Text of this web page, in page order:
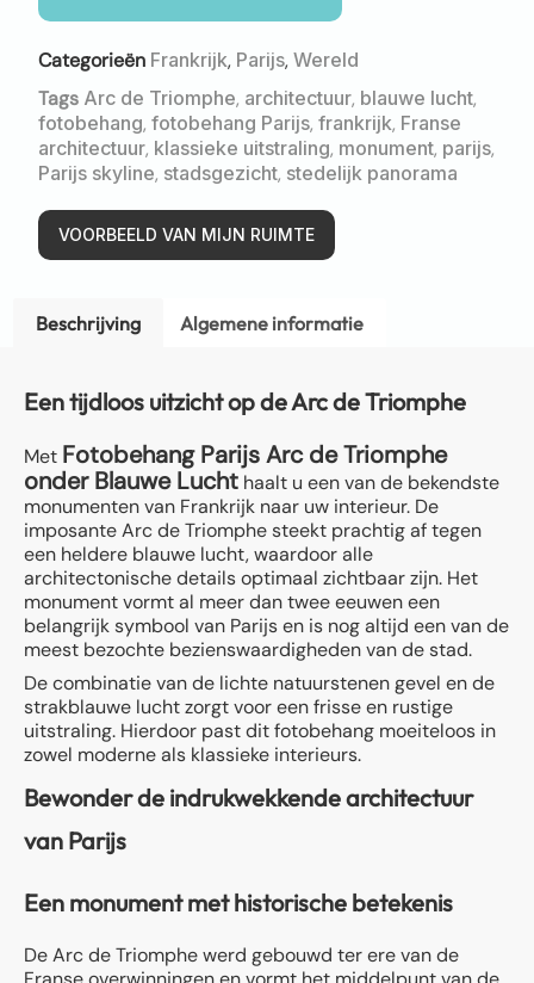
Categorieën Frankrijk, Parijs, Wereld
Tags Arc de Triomphe, architectuur, blauwe lucht,
fotobehang, fotobehang Parijs, frankrijk, Franse
architectuur, klassieke uitstraling, monument, parijs,
Parijs skyline, stadsgezicht, stedelijk panorama
VOORBEELD VAN MIJN RUIMTE
Beschrijving Algemene informatie
Een tijdloos uitzicht op de Arc de Triomphe
Met Fotobehang Parijs Arc de Triomphe
onder Blauwe Lucht haalt u een van de bekendste
monumenten van Frankrijk naar uw interieur. De
imposante Arc de Triomphe steekt prachtig af tegen
een heldere blauwe lucht, waardoor alle
architectonische details optimaal zichtbaar zijn. Het
monument vormt al meer dan twee eeuwen een
belangrijk symbool van Parijs en is nog altijd een van de
meest bezochte bezienswaardigheden van de stad.
De combinatie van de lichte natuurstenen gevel en de
strakblauwe lucht zorgt voor een frisse en rustige
uitstraling. Hierdoor past dit fotobehang moeiteloos in
zowel moderne als klassieke interieurs.
Bewonder de indrukwekkende architectuur
van Parijs
Een monument met historische betekenis
De Arc de Triomphe werd gebouwd ter ere van de